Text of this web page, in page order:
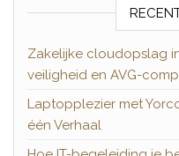
Zakelijke cloudopslag
veiligheid en AVG-
Laptopplezier met
één Verhaal